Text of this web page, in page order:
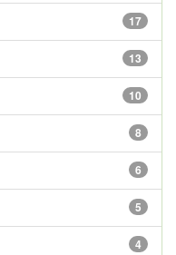
17
13
10
8
6
5
4